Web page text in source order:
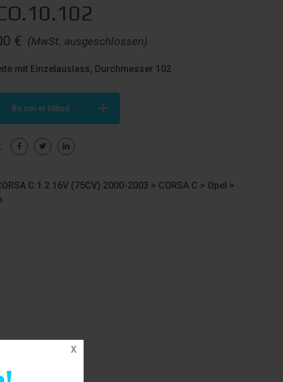
(MwSt. ausgeschlossen)
€
mit Einzelauslass, Durchmesser 102
Be om et tilbud
C 1.2 16V (75CV) 2000-2003 > CORSA C > Opel >